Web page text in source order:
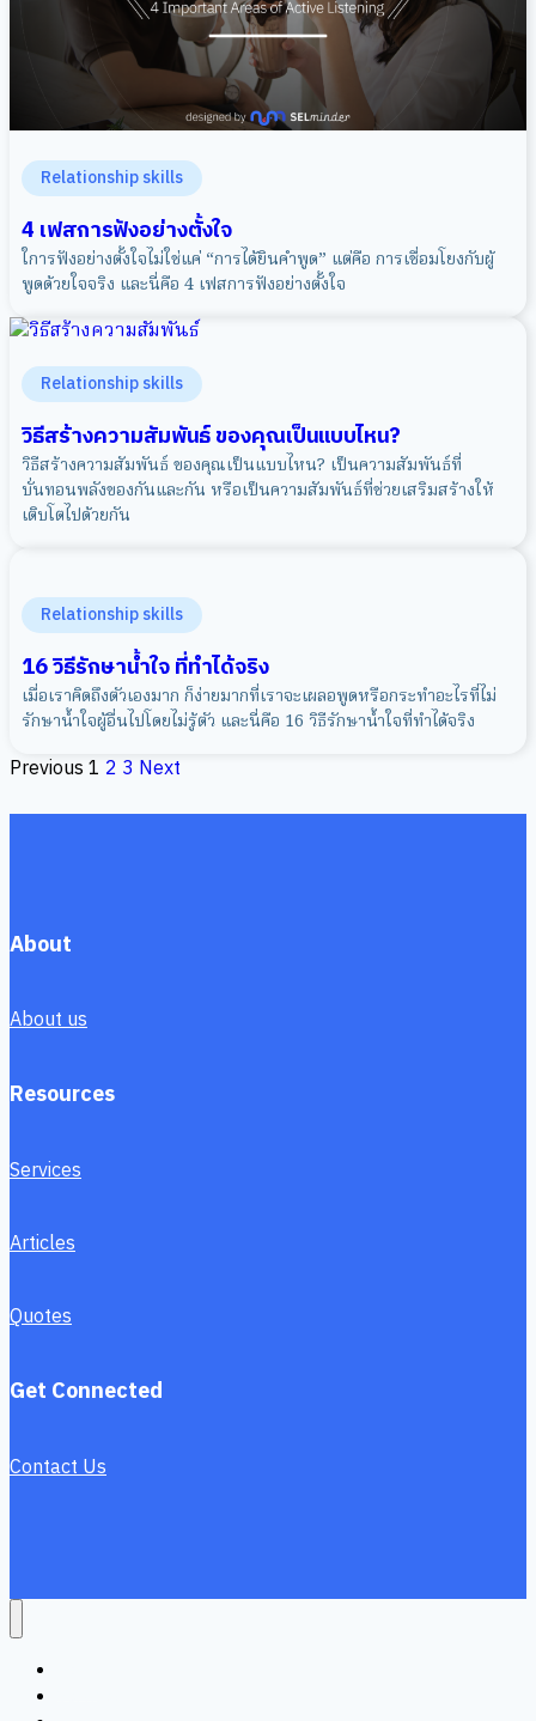
Relationship skills
4 เฟสการฟังอย่างตั้งใจ
ใการฟังอย่างตั้งใจไม่ใช่แค่ “การได้ยินคำพูด” แต่คือ การเชื่อมโยงกับผู้
พูดด้วยใจจริง และนี่คือ 4 เฟสการฟังอย่างตั้งใจ
Relationship skills
วิธีสร้างความสัมพันธ์ ของคุณเป็นแบบไหน?
วิธีสร้างความสัมพันธ์ ของคุณเป็นแบบไหน? เป็นความสัมพันธ์ที่
บั่นทอนพลังของกันและกัน หรือเป็นความสัมพันธ์ที่ช่วยเสริมสร้างให้
เติบโตไปด้วยกัน
Relationship skills
16 วิธีรักษาน้ำใจ ที่ทำได้จริง
เมื่อเราคิดถึงตัวเองมาก ก็ง่ายมากที่เราจะเผลอพูดหรือกระทำอะไรที่ไม่
รักษาน้ำใจผู้อื่นไปโดยไม่รู้ตัว และนี่คือ 16 วิธีรักษาน้ำใจที่ทำได้จริง
Previous1 2 3 Next
About
About us
Resources
Services
Articles
Quotes
Get Connected
Contact Us